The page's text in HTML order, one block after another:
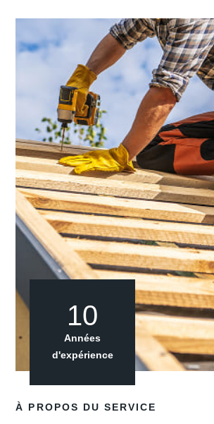
À PROPOS DU SERVICE
10
Années
d'expérience